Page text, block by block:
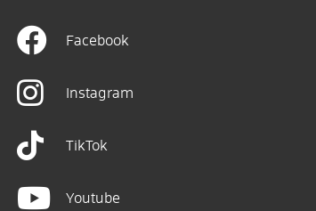
Facebook
Instagram
TikTok
Youtube